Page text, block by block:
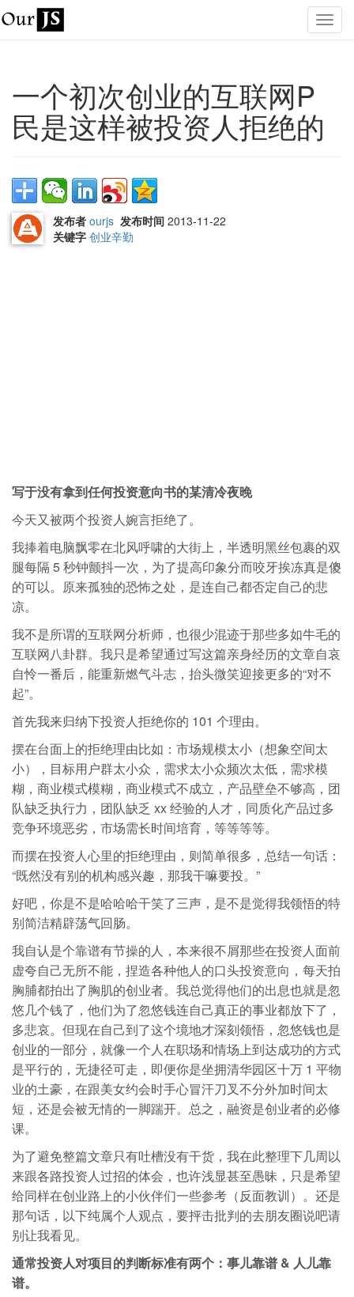
一个初次创业的互联网P
民是这样被投资人拒绝的
发布者 ourjs 发布时间 2013-11-22
关键字 创业辛勤
写于没有拿到任何投资意向书的某清冷夜晚
今天又被两个投资人婉言拒绝了。
我捧着电脑飘零在北风呼啸的大街上，半透明黑丝包裹的双
腿每隔 5 秒钟颤抖一次，为了提高印象分而咬牙挨冻真是傻
的可以。原来孤独的恐怖之处，是连自己都否定自己的悲
凉。
我不是所谓的互联网分析师，也很少混迹于那些多如牛毛的
互联网八卦群。我只是希望通过写这篇亲身经历的文章自哀
自怜一番后，能重新燃气斗志，抬头微笑迎接更多的“对不
起”。
首先我来归纳下投资人拒绝你的 101 个理由。
摆在台面上的拒绝理由比如：市场规模太小（想象空间太
小），目标用户群太小众，需求太小众频次太低，需求模
糊，商业模式模糊，商业模式不成立，产品壁垒不够高，团
队缺乏执行力，团队缺乏 xx 经验的人才，同质化产品过多
竞争环境恶劣，市场需长时间培育，等等等等。
而摆在投资人心里的拒绝理由，则简单很多，总结一句话：
“既然没有别的机构感兴趣，那我干嘛要投。”
好吧，你是不是哈哈哈干笑了三声，是不是觉得我领悟的特
别简洁精辟荡气回肠。
我自认是个靠谱有节操的人，本来很不屑那些在投资人面前
虚夸自己无所不能，捏造各种他人的口头投资意向，每天拍
胸脯都拍出了胸肌的创业者。我总觉得他们的出息也就是忽
悠几个钱了，他们为了忽悠钱连自己真正的事业都放下了，
多悲哀。但现在自己到了这个境地才深刻领悟，忽悠钱也是
创业的一部分，就像一个人在职场和情场上到达成功的方式
是平行的，无捷径可走，即便你是坐拥清华园区十万 1 平物
业的土豪，在跟美女约会时手心冒汗刀叉不分外加时间太
短，还是会被无情的一脚踹开。总之，融资是创业者的必修
课。
为了避免整篇文章只有吐槽没有干货，我在此整理下几周以
来跟各路投资人过招的体会，也许浅显甚至愚昧，只是希望
给同样在创业路上的小伙伴们一些参考（反面教训）。还是
那句话，以下纯属个人观点，要抨击批判的去朋友圈说吧请
别让我看见。
通常投资人对项目的判断标准有两个：事儿靠谱 & 人儿靠
谱。